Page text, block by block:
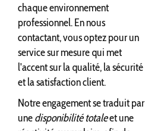
chaque environnement
professionnel. En nous
contactant, vous optez pour un
service sur mesure qui met
l'accent sur la qualité, la sécurité
et la satisfaction client.
Notre engagement se traduit par
unedisponibilité totaleet une